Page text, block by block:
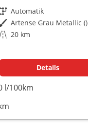
Getriebe Automatik
Außenfarbe Artense Grau Metallic ()
Kilometerstand 20 km
Details
l/100km